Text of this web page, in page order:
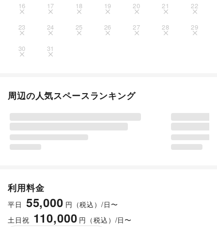
16 17 18 19 20 21 22
23 24 25 26 27 28 29
30 31
周辺の人気スペースランキング
利用料金
平日 55,000 円（税込）/日〜
土日祝 110,000 円（税込）/日〜